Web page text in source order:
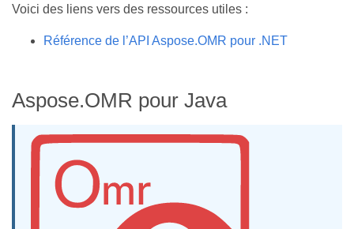
Voici des liens vers des ressources utiles :
Référence de l’API Aspose.OMR pour .NET
Aspose.OMR pour Java